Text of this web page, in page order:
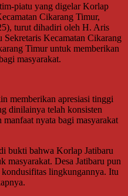
piatu yang digelar Korlap
Cikarang Timur,
turut dihadiri oleh H. Aris
Kecamatan Cikarang
Timur untuk memberikan
masyarakat.
memberikan apresiasi tinggi
dinilainya telah konsisten
nyata bagi masyarakat
bukti bahwa Korlap Jatibaru
masyarakat. Desa Jatibaru pun
lingkungannya. Itu